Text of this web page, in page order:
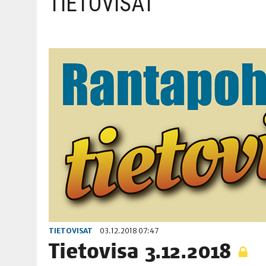
06.08.2026 | TOI­VEI­DEN KOTI IISTÄ!
TIETOVISAT 03.12.2018 07:47
Tie­to­vi­sa 3.12.2018